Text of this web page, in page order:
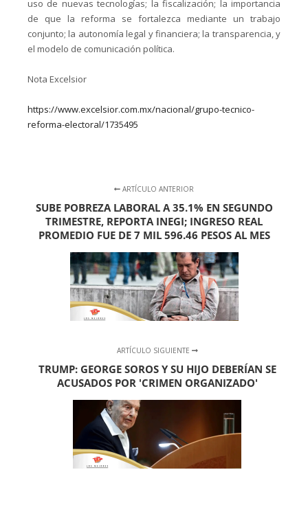
uso de nuevas tecnologías; la fiscalización; la importancia
de que la reforma se fortalezca mediante un trabajo
conjunto; la autonomía legal y financiera; la transparencia, y
el modelo de comunicación política.
Nota Excelsior
https://www.excelsior.com.mx/nacional/grupo-tecnico-
reforma-electoral/1735495
ARTÍCULO ANTERIOR
SUBE POBREZA LABORAL A 35.1% EN SEGUNDO
TRIMESTRE, REPORTA INEGI; INGRESO REAL
PROMEDIO FUE DE 7 MIL 596.46 PESOS AL MES
ARTÍCULO SIGUIENTE
TRUMP: GEORGE SOROS Y SU HIJO DEBERÍAN SE
ACUSADOS POR 'CRIMEN ORGANIZADO'